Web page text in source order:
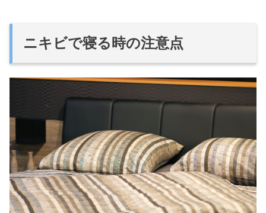
ニキビで寝る時の注意点